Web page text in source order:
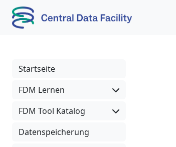
Skip to content
Skip to footer
Startseite
FDM Lernen
FDM Tool Katalog
Datenspeicherung